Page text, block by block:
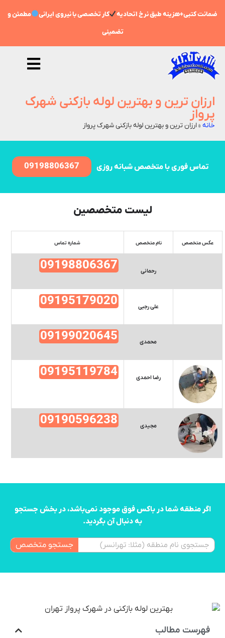
ضمانت کتبی+هزینه طبق نرخ اتحادیه کار تخصصی با نیروی ایرانی مطمئن و
تضمینی
ارزان ترین و بهترین لوله بازکنی شهرک
پرواز
خانه»ارزان ترین و بهترین لوله بازکنی شهرک پرواز
تماس فوری با متخصص شبانه روزی 09198806367
لیست متخصصین
عکس متخصص نام متخصص شماره تماس
رحمانی 09198806367
علی رجبی 09195179020
محمدی 09199020645
رضا احمدی 09195119784
مجیدی 09190596238
اگر منطقه شما در باکس فوق موجود نمی‌باشد، در بخش جستجو
به دنبال آن بگردید.
جستجو متخصص
فهرست مطالب